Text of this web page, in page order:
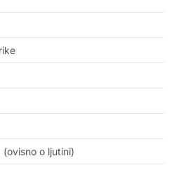
o ljutini)